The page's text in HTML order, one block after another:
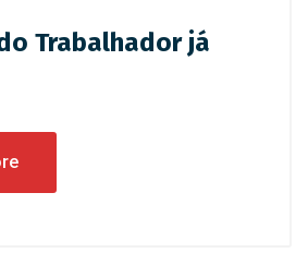
Trabalhador já